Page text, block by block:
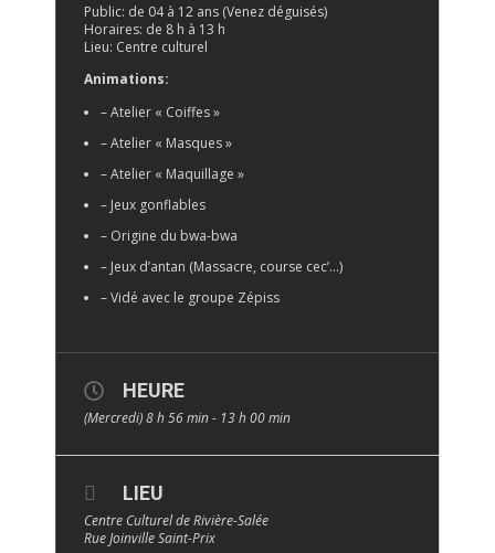
Public: de 04 à 12 ans (Venez déguisés)
Horaires: de 8 h à 13 h
Lieu: Centre culturel
Animations:
– Atelier « Coiffes »
– Atelier « Masques »
– Atelier « Maquillage »
– Jeux gonflables
– Origine du bwa-bwa
– Jeux d’antan (Massacre, course cec’…)
– Vidé avec le groupe Zépiss
HEURE
(Mercredi) 8 h 56 min - 13 h 00 min
LIEU
Centre Culturel de Rivière-Salée
Rue Joinville Saint-Prix